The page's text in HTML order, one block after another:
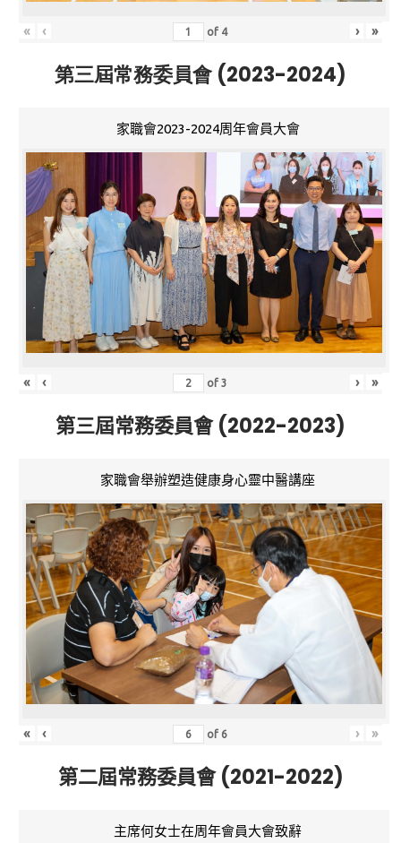
« ‹ of 4 › »
第三屆常務委員會 (2023-2024)
家職會2023-2024周年會員大會
« ‹ of3 › »
第三屆常務委員會 (2022-2023)
家職會舉辦塑造健康身心靈中醫講座
« ‹ of 6 › »
第二屆常務委員會 (2021-2022)
主席何女士在周年會員大會致辭